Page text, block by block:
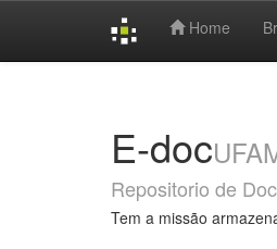
Home
E-doc
Repositorio de
Tem a missão